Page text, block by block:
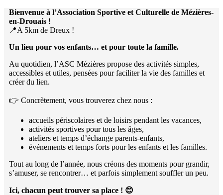
Bienvenue à l’Association Sportive et Culturelle de Mézières-
en-Drouais !
📍A 5km de Dreux !
Un lieu pour vos enfants… et pour toute la famille.
Au quotidien, l’ASC Mézières propose des activités simples,
accessibles et utiles, pensées pour faciliter la vie des familles et
créer du lien.
👉 Concrètement, vous trouverez chez nous :
accueils périscolaires et de loisirs pendant les vacances,
activités sportives pour tous les âges,
ateliers et temps d’échange parents-enfants,
événements et temps forts pour les enfants et les familles.
Tout au long de l’année, nous créons des moments pour grandir,
s’amuser, se rencontrer… et parfois simplement souffler un peu.
Ici, chacun peut trouver sa place ! 😊